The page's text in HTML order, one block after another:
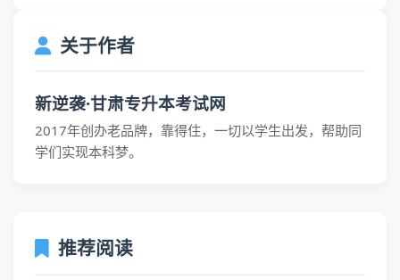
关于作者
新逆袭·甘肃专升本考试网
2017年创办老品牌，靠得住，一切以学生出发，帮助同
学们实现本科梦。
推荐阅读